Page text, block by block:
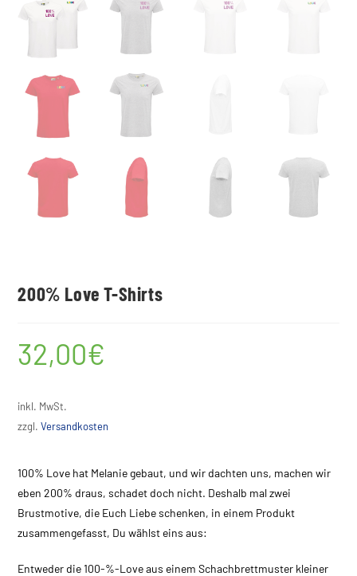
200% Love T-Shirts
32,00€
inkl. MwSt.
zzgl.Versandkosten
100% Love hat Melanie gebaut, und wir dachten uns, machen wir
eben 200% draus, schadet doch nicht. Deshalb mal zwei
Brustmotive, die Euch Liebe schenken, in einem Produkt
zusammengefasst, Du wählst eins aus:
Entweder die 100-%-Love aus einem Schachbrettmuster kleiner